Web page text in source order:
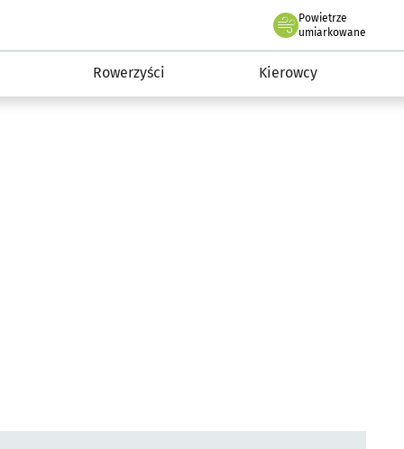
Powietrze
we Wrocławiu
umiarkowane
Rowerzyści Kierowcy